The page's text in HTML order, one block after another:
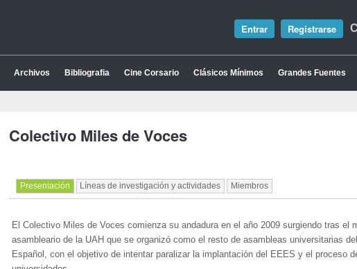
Entrar Registrarse
Archivos Bibliografia Cine Corsario Clásicos Mínimos Grandes Fuentes
Colectivo Miles de Voces
Presentación Líneas de investigación y actividades Miembros
El Colectivo Miles de Voces comienza su andadura en el año 2009 surgiendo tras el
asambleario de la UAH que se organizó como el resto de asambleas universitarias
Español, con el objetivo de intentar paralizar la implantación del EEES y el proceso